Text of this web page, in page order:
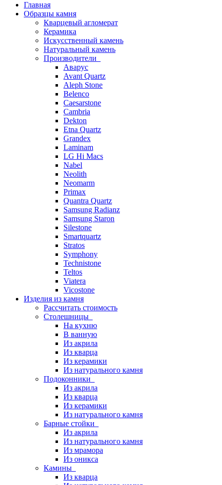
Главная
Образцы камня
Кварцевый агломерат
Керамика
Искусственный камень
Натуральный камень
Производители
Аварус
Avant Quartz
Aleph Stone
Belenco
Caesarstone
Cambria
Dekton
Etna Quartz
Grandex
Laminam
LG Hi Macs
Nabel
Neolith
Neomarm
Primax
Quantra Quartz
Samsung Radianz
Samsung Staron
Silestone
Smartquartz
Stratos
Symphony
Technistone
Teltos
Viatera
Vicostone
Изделия из камня
Рассчитать стоимость
Столешницы
На кухню
В ванную
Из акрила
Из кварца
Из керамики
Из натурального камня
Подоконники
Из акрила
Из кварца
Из керамики
Из натурального камня
Барные стойки
Из акрила
Из натурального камня
Из мрамора
Из оникса
Камины
Из кварца